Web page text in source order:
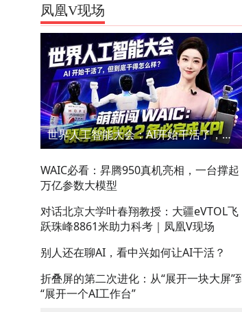
凤凰V现场
世界人工智能大会：AI开始干活了，但到底干的怎么样？萌新闯WAIC
WAIC必看：昇腾950真机亮相，一台撑起
万亿参数大模型
对话北京大学叶春翔教授：大疆eVTOL飞
跃珠峰8861米助力科考｜凤凰V现场
别人还在聊AI，看中兴如何让AI干活？
折叠屏的第二次进化：从“展开一块大屏”
“展开一个AI工作台”